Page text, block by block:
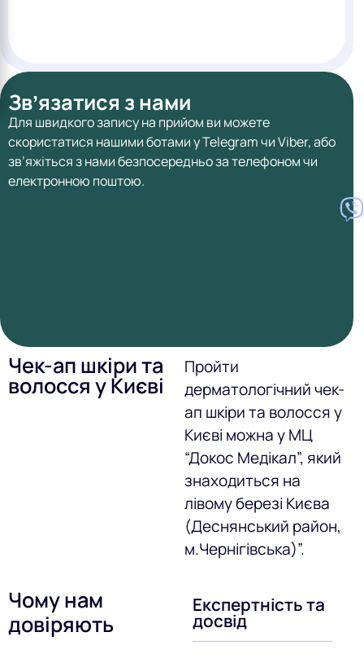
Звʼязатися з нами
Для швидкого запису на прийом ви можете
скористатися нашими ботами у Telegram чи Viber, або
зв’яжіться з нами безпосередньо за телефоном чи
електронною поштою.
Чек-ап шкіри та
волосся у Києві
Пройти
дерматологічний чек-
ап шкіри та волосся у
Києві можна у МЦ
“Докос Медікал”, який
знаходиться на
лівому березі Києва
(Деснянський район,
м.Чернігівська)”.
Чому нам
довіряють
Експертність та
досвід